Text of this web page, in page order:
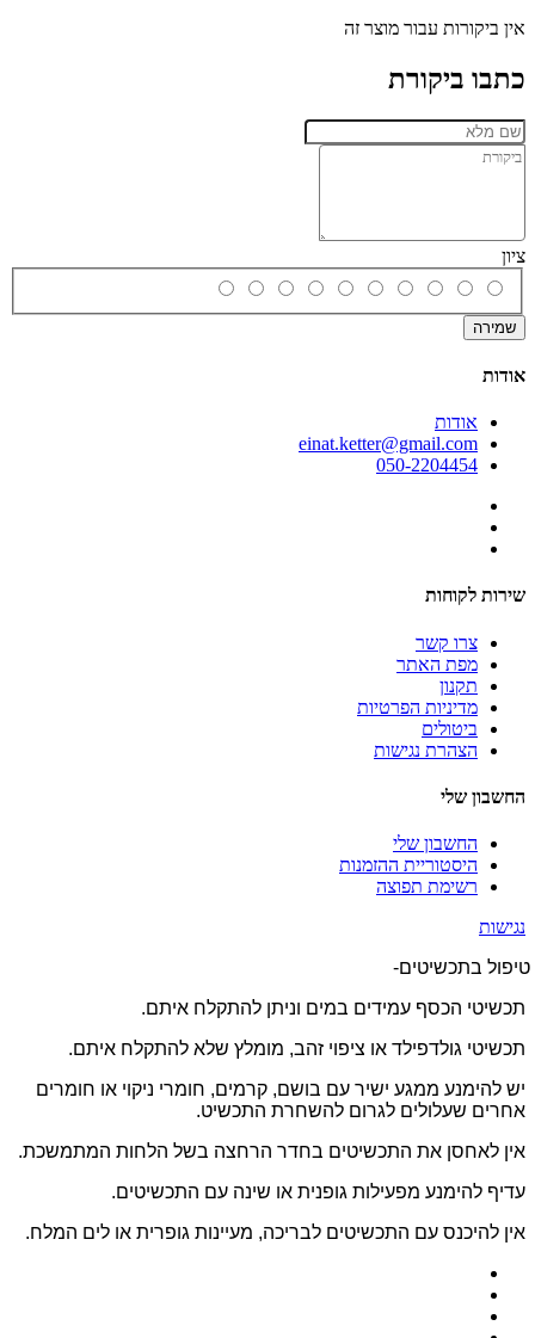
אין ביקורות עבור מוצר זה
כתבו ביקורת
ציון
שמירה
אודות
אודות
einat.ketter@gmail.com
050-2204454
שירות לקוחות
צרו קשר
מפת האתר
תקנון
מדיניות הפרטיות
ביטולים
הצהרת נגישות
החשבון שלי
החשבון שלי
היסטוריית ההזמנות
רשימת תפוצה
נגישות
טיפול בתכשיטים-
תכשיטי הכסף עמידים במים וניתן להתקלח איתם.
תכשיטי גולדפילד או ציפוי זהב, מומלץ שלא להתקלח איתם.
יש להימנע ממגע ישיר עם בושם, קרמים, חומרי ניקוי או חומרים
אחרים שעלולים לגרום להשחרת התכשיט.
אין לאחסן את התכשיטים בחדר הרחצה בשל הלחות המתמשכת.
עדיף להימנע מפעילות גופנית או שינה עם התכשיטים.
אין להיכנס עם התכשיטים לבריכה, מעיינות גופרית או לים המלח.